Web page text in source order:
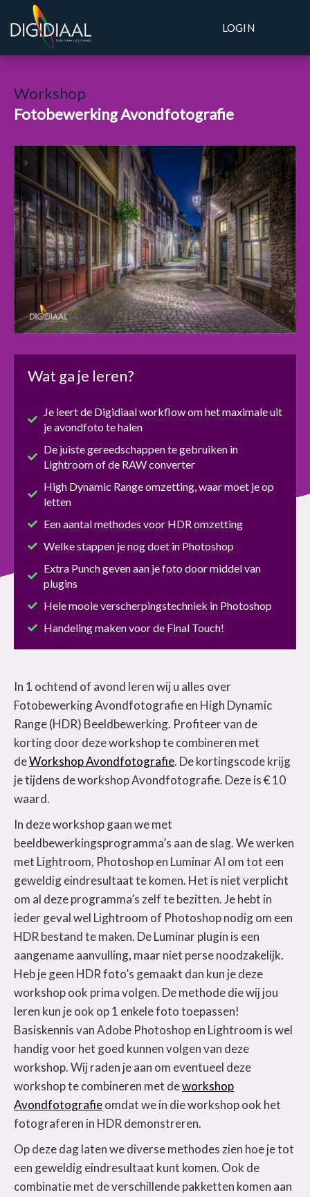
LOGIN
Workshop
Fotobewerking Avondfotografie
Wat ga je leren?
Je leert de Digidiaal workflow om het maximale uit
je avondfoto te halen
De juiste gereedschappen te gebruiken in
Lightroom of de RAW converter
High Dynamic Range omzetting, waar moet je op
letten
Een aantal methodes voor HDR omzetting
Welke stappen je nog doet in Photoshop
Extra Punch geven aan je foto door middel van
plugins
Hele mooie verscherpingstechniek in Photoshop
Handeling maken voor de Final Touch!
In 1 ochtend of avond leren wij u alles over
Fotobewerking Avondfotografie en High Dynamic
Range (HDR) Beeldbewerking. Profiteer van de
korting door deze workshop te combineren met
deWorkshop Avondfotografie. De kortingscode krijg
je tijdens de workshop Avondfotografie. Deze is € 10
waard.
In deze workshop gaan we met
beeldbewerkingsprogramma’s aan de slag. We werken
met Lightroom, Photoshop en Luminar AI om tot een
geweldig eindresultaat te komen. Het is niet verplicht
om al deze programma’s zelf te bezitten. Je hebt in
ieder geval wel Lightroom of Photoshop nodig om een
HDR bestand te maken. De Luminar plugin is een
aangename aanvulling, maar niet perse noodzakelijk.
Heb je geen HDR foto’s gemaakt dan kun je deze
workshop ook prima volgen. De methode die wij jou
leren kun je ook op 1 enkele foto toepassen!
Basiskennis van Adobe Photoshop en Lightroom is wel
handig voor het goed kunnen volgen van deze
workshop. Wij raden je aan om eventueel deze
workshop te combineren met deworkshop
Avondfotografieomdat we in die workshop ook het
fotograferen in HDR demonstreren.
Op deze dag laten we diverse methodes zien hoe je tot
een geweldig eindresultaat kunt komen. Ook de
combinatie met de verschillende pakketten komen aan